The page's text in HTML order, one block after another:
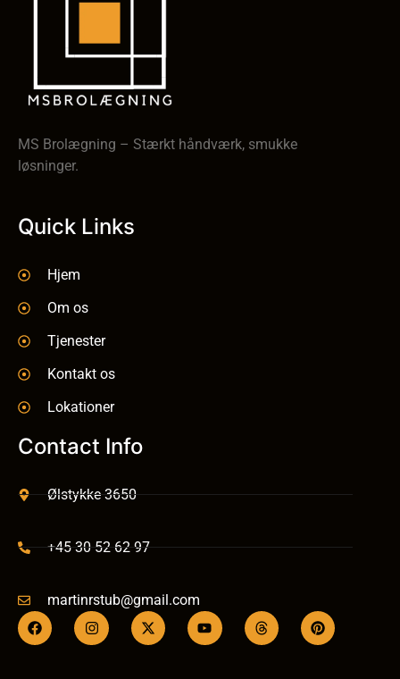
MS Brolægning – Stærkt håndværk, smukke
løsninger.
Quick Links
Hjem
Om os
Tjenester
Kontakt os
Lokationer
Contact Info
Ølstykke 3650
+45 30 52 62 97
martinrstub@gmail.com